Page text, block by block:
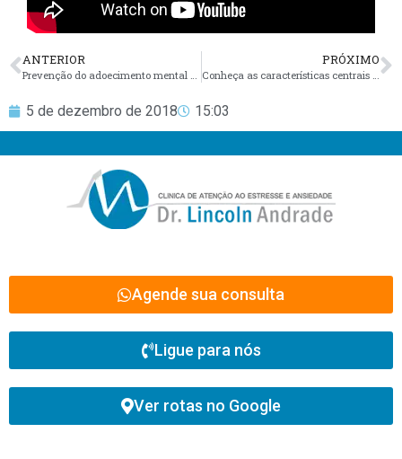
ANTERIOR PRÓXIMO
5 de dezembro de 2018 15:03
Agende sua consulta
Ligue para nós
Ver rotas no Google